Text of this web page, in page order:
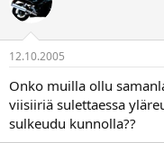
12.10.2005
Onko muilla ollu
viisiiriä sulettaessa
sulkeudu kunnolla??